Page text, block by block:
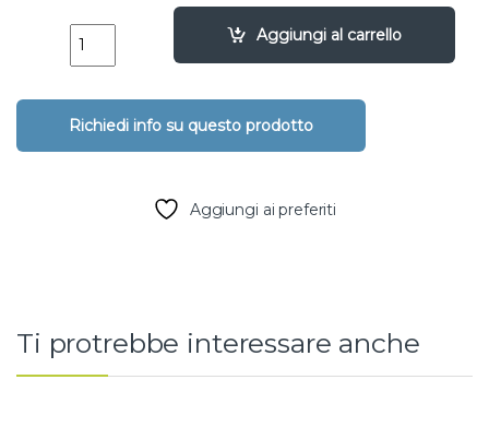
Raccordo a baionetta in ottone filetto femmina 1"
Aggiungi al carrello
Aggiungi ai preferiti
Ti protrebbe interessare anche